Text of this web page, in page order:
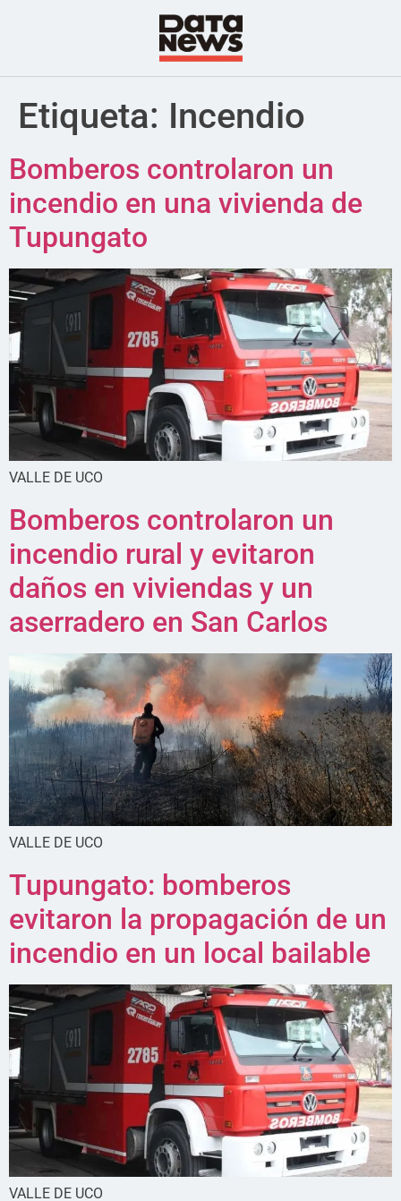
Etiqueta: Incendio
Bomberos controlaron un
incendio en una vivienda de
Tupungato
VALLE DE UCO
Bomberos controlaron un
incendio rural y evitaron
daños en viviendas y un
aserradero en San Carlos
VALLE DE UCO
Tupungato: bomberos
evitaron la propagación de un
incendio en un local bailable
VALLE DE UCO